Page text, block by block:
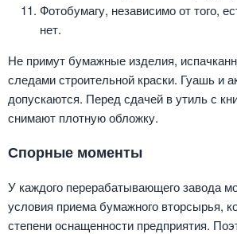
Фотобумагу, независимо от того,
нет.
Не примут бумажные изделия,
следами строительной краски. Гуашь и
допускаются. Перед сдачей в утиль с
снимают плотную обложку.
Спорные моменты
У каждого перерабатывающего завода
условия приема бумажного вторсырья,
степени оснащенности предприятия.